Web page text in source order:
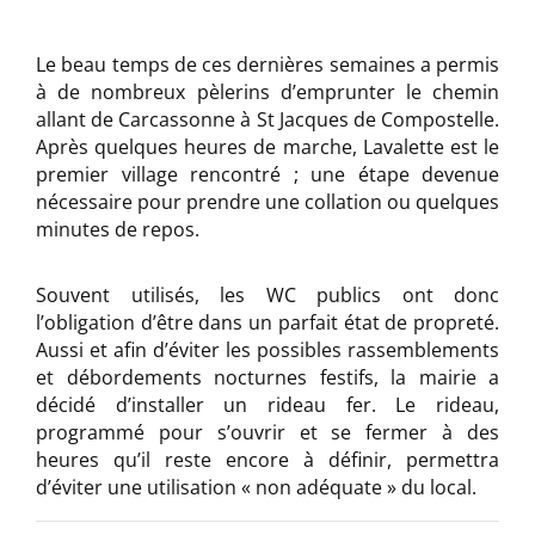
Le beau temps de ces dernières semaines a permis
à de nombreux pèlerins d’emprunter le chemin
allant de Carcassonne à St Jacques de Compostelle.
Après quelques heures de marche, Lavalette est le
premier village rencontré ; une étape devenue
nécessaire pour prendre une collation ou quelques
minutes de repos.
Souvent utilisés, les WC publics ont donc
l’obligation d’être dans un parfait état de propreté.
Aussi et afin d’éviter les possibles rassemblements
et débordements nocturnes festifs, la mairie a
décidé d’installer un rideau fer. Le rideau,
programmé pour s’ouvrir et se fermer à des
heures qu’il reste encore à définir, permettra
d’éviter une utilisation « non adéquate » du local.